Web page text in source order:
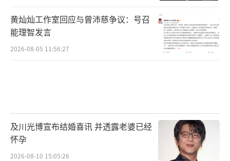
黄灿灿工作室回应与曾沛慈争议：号召
能理智发言
2026-08-05 11:56:27
及川光博宣布结婚喜讯 并透露老婆已经
怀孕
2026-08-10 15:05:26